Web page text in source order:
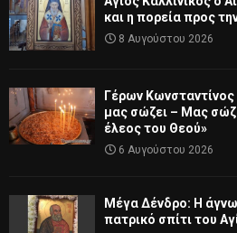
και η πορεία προς
8 Αυγούστου 2026
Γέρων
μας σώζει – Μας
έλεος του Θεού»
6 Αυγούστου 2026
Μέγα Δένδρο: Η
πατρικό σπίτι του